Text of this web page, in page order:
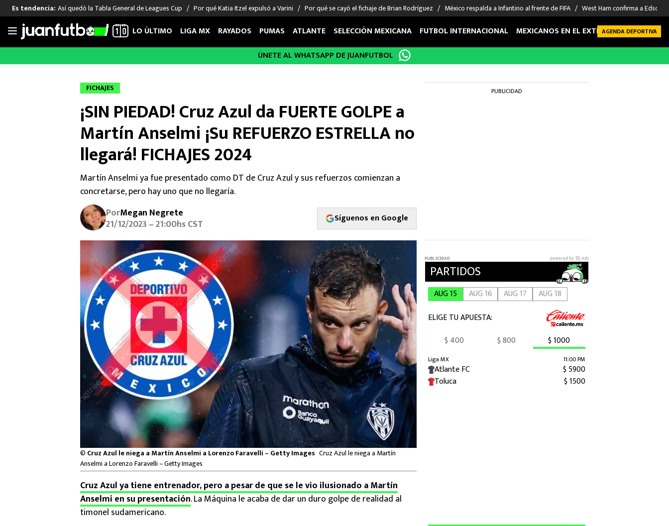
Saltar
Es tendencia: Así quedó la Tabla General de Leagues Cup Por qué Katia Itzel expulsó a Varini Por qué se cayó el fichaje de Brian Rodríguez México respalda a Infantino al frente de FIFA West Ham confirma a Edson
LIGA MX
Chivas de Guadalajara
Liga MX Femenil
FUT INTERNACIONAL
Las Noticias
Selección Mexicana
Champions League
Europa League
Real Madrid
Barcelona
MEXICANOS EN EL EXTRANJERO
Memo Ochoa
Chino Huerta
Edson Álvarez
Santiago Giménez
FIGURAS
Sergio Ramos
André Jardine
DEPORTES
Boxeo
NFL
LO ÚLTIMO LIGA MX RAYADOS PUMAS ATLANTE SELECCIÓN MEXICANA FUTBOL INTERNACIONAL MEXICANOS EN EL EXTRANJERO FUTBOL
AGENDA DEPORTIVA
ÚNETE AL WHATSAPP DE JUANFUTBOL
FICHAJES
¡SIN PIEDAD! Cruz Azul da FUERTE GOLPE a
Martín Anselmi ¡Su REFUERZO ESTRELLA no
llegará! FICHAJES 2024
Martín Anselmi ya fue presentado como DT de Cruz Azul y sus refuerzos comienzan a
concretarse, pero hay uno que no llegaría.
PorMegan Negrete
21/12/2023 – 21:00hs CST Síguenos en Google
© Cruz Azul le niega a Martín Anselmi a Lorenzo Faravelli – Getty Images Cruz Azul le niega a Martín
Anselmi a Lorenzo Faravelli – Getty Images
Cruz Azul ya tiene entrenador, pero a pesar de que se le vio ilusionado a Martín
Anselmi en su presentación. La Máquina le acaba de dar un duro golpe de realidad al
timonel sudamericano.
PUBLICIDAD